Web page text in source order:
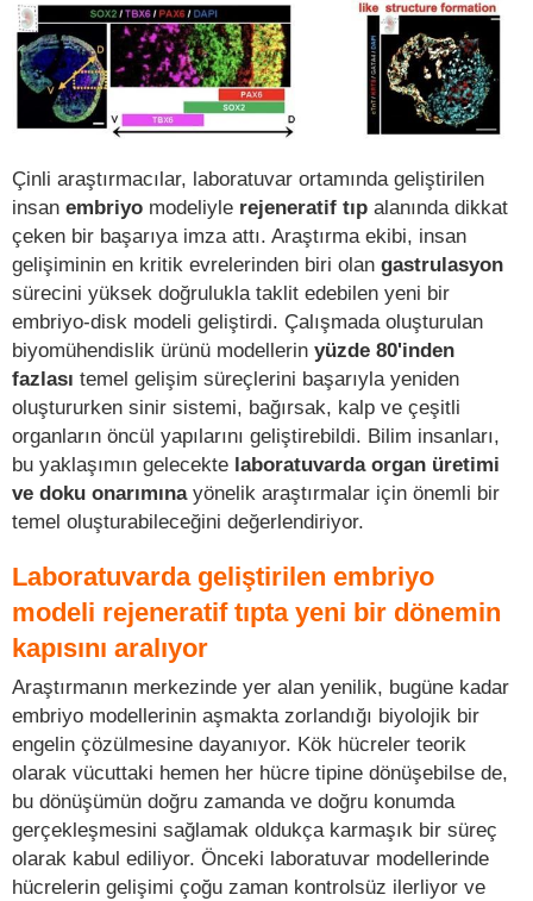
Çinli araştırmacılar, laboratuvar ortamında geliştirilen
insan embriyo modeliyle rejeneratif tıp alanında dikkat
çeken bir başarıya imza attı. Araştırma ekibi, insan
gelişiminin en kritik evrelerinden biri olan gastrulasyon
sürecini yüksek doğrulukla taklit edebilen yeni bir
embriyo-disk modeli geliştirdi. Çalışmada oluşturulan
biyomühendislik ürünü modellerin yüzde 80'inden
fazlası temel gelişim süreçlerini başarıyla yeniden
oluştururken sinir sistemi, bağırsak, kalp ve çeşitli
organların öncül yapılarını geliştirebildi. Bilim insanları,
bu yaklaşımın gelecekte laboratuvarda organ üretimi
ve doku onarımınayönelik araştırmalar için önemli bir
temel oluşturabileceğini değerlendiriyor.
Laboratuvarda geliştirilen embriyo
modeli rejeneratif tıpta yeni bir dönemin
kapısını aralıyor
Araştırmanın merkezinde yer alan yenilik, bugüne kadar
embriyo modellerinin aşmakta zorlandığı biyolojik bir
engelin çözülmesine dayanıyor. Kök hücreler teorik
olarak vücuttaki hemen her hücre tipine dönüşebilse de,
bu dönüşümün doğru zamanda ve doğru konumda
gerçekleşmesini sağlamak oldukça karmaşık bir süreç
olarak kabul ediliyor. Önceki laboratuvar modellerinde
hücrelerin gelişimi çoğu zaman kontrolsüz ilerliyor ve